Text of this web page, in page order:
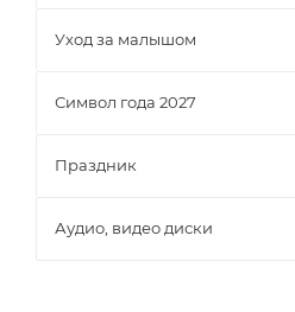
Уход за малышом
Символ года 2027
Праздник
Аудио, видео диски